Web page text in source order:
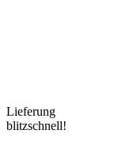
Lieferung
blitzschnell!